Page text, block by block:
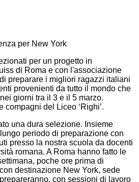
per New York
per un progetto in
di Roma e con l'associazione
preparare i migliori ragazzi italiani
provenienti da tutto il mondo che
giorni tra il 3 e il 5 marzo.
del Liceo ‘Righi’.
una dura selezione. Insieme
periodo di preparazione con
presso la nostra scuola da docenti
romana. A Roma hanno fatto le
poche ore prima di
destinazione New York, sede
con sessioni di lavoro